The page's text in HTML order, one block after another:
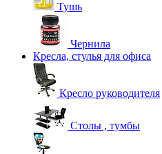
Тушь
Чернила
Кресла, стулья для офиса
Кресло руководителя
Столы , тумбы